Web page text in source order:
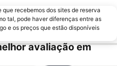
recebemos dos sites de reserva
tal, pode haver diferenças entre as
e os preços que estão disponíveis
avaliação em